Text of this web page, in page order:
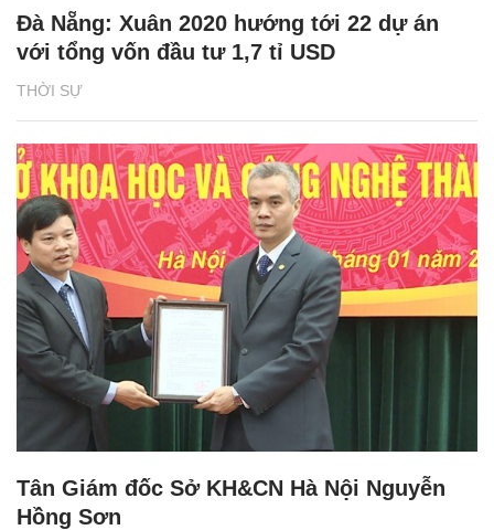
THỜI SỰ
Đà Nẵng: Xuân 2020 hướng tới 22 dự án
với tổng vốn đầu tư 1,7 tỉ USD
Tân Giám đốc Sở KH&CN Hà Nội Nguyễn
Hồng Sơn